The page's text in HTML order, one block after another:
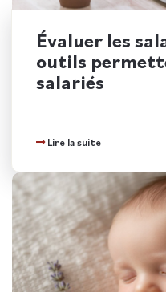
Évaluer les
outils
salariés
Lire la suite